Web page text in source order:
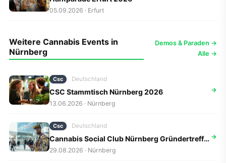
05.09.2026 · Erfurt
Weitere Cannabis Events in
Nürnberg
Demos & Paraden →
Alle →
Csc Deutschland
CSC Stammtisch Nürnberg 2026
13.06.2026 · Nürnberg
→
Csc Deutschland
Cannabis Social Club Nürnberg Gründertreffen 2026
29.08.2026 · Nürnberg
→